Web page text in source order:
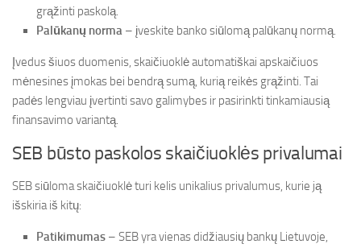
grąžinti paskolą.
Palūkanų norma – įveskite banko siūlomą palūkanų normą.
Įvedus šiuos duomenis, skaičiuoklė automatiškai apskaičiuos
mėnesines įmokas bei bendrą sumą, kurią reikės grąžinti. Tai
padės lengviau įvertinti savo galimybes ir pasirinkti tinkamiausią
finansavimo variantą.
SEB būsto paskolos skaičiuoklės privalumai
SEB siūloma skaičiuoklė turi kelis unikalius privalumus, kurie ją
išskiria iš kitų:
Patikimumas – SEB yra vienas didžiausių bankų Lietuvoje,